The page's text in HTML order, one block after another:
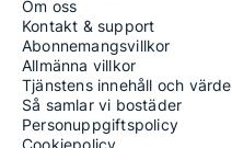
Om oss
Kontakt & support
Abonnemangsvillkor
Allmänna villkor
Tjänstens innehåll och värde
Så samlar vi bostäder
Personuppgiftspolicy
Cookiepolicy